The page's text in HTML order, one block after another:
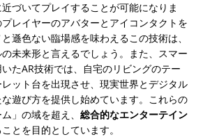
づいてプレイすることが可能になりま
レイヤーのアバターとアイコンタクトを
遜色ない臨場感を味わえるこの技術は、
未来形と言えるでしょう。また、スマー
たAR技術では、自宅のリビングのテー
ット台を出現させ、現実世界とデジタル
遊び方を提供し始めています。これらの
」の域を超え、 総合的なエンターテイン
とを目的としています。